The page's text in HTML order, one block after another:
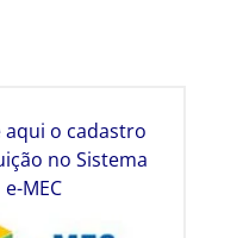
aqui o cadastro
no Sistema
e-MEC